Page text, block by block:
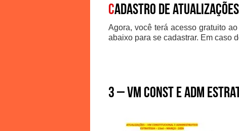
Cadastro de atualizações
Agora, você terá acesso gratuito
abaixo para se cadastrar. Em caso
3 – VM CONST E ADM